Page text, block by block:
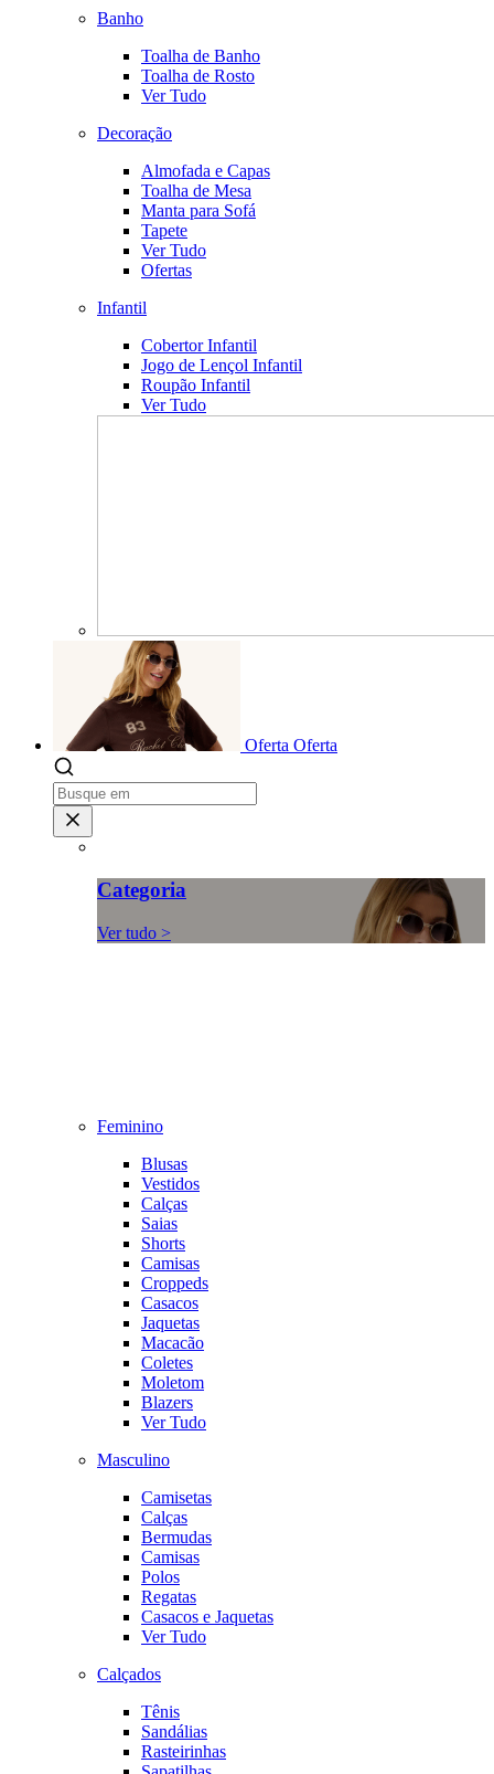
Banho
Toalha de Banho
Toalha de Rosto
Ver Tudo
Decoração
Almofada e Capas
Toalha de Mesa
Manta para Sofá
Tapete
Ver Tudo
Ofertas
Infantil
Cobertor Infantil
Jogo de Lençol Infantil
Roupão Infantil
Ver Tudo
Oferta Oferta
Categoria
Ver tudo >
Feminino
Blusas
Vestidos
Calças
Saias
Shorts
Camisas
Croppeds
Casacos
Jaquetas
Macacão
Coletes
Moletom
Blazers
Ver Tudo
Masculino
Camisetas
Calças
Bermudas
Camisas
Polos
Regatas
Casacos e Jaquetas
Ver Tudo
Calçados
Tênis
Sandálias
Rasteirinhas